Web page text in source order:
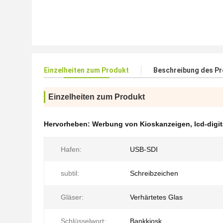
Einzelheiten zum Produkt Beschreibung des
Einzelheiten zum Produkt
Hervorheben: Werbung von Kioskanzeigen, lcd-
Hafen: USB-SDI
subtil: Schreibzeichen
Gläser: Verhärtetes Glas
Schlüsselwort: Bankkiosk